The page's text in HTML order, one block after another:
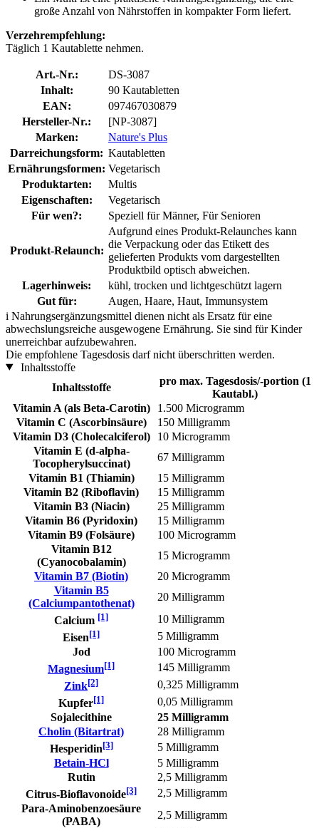
große Anzahl von Nährstoffen in kompakter Form liefert.
Verzehrempfehlung:
Täglich 1 Kautablette nehmen.
Art.-Nr.:
DS-3087
Inhalt:
90 Kautabletten
EAN:
097467030879
Hersteller-Nr.:
[NP-3087]
Marken:
Nature's Plus
Darreichungsform: Kautabletten
Ernährungsformen: Vegetarisch
Produktarten:
Multis
Eigenschaften:
Vegetarisch
Für wen?:
Speziell für Männer, Für Senioren
Produkt-Relaunch:
Aufgrund eines Produkt-Relaunches kann
die Verpackung oder das Etikett des
gelieferten Produkts vom dargestellten
Produktbild optisch abweichen.
Lagerhinweis:
kühl, trocken und lichtgeschützt lagern
Gut für:
Augen, Haare, Haut, Immunsystem
i Nahrungsergänzungsmittel dienen nicht als Ersatz für eine
abwechslungsreiche ausgewogene Ernährung. Sie sind für Kinder
unerreichbar aufzubewahren.
Die empfohlene Tagesdosis darf nicht überschritten werden.
Inhaltsstoffe
Inhaltsstoffe
pro max. Tagesdosis/-portion (1
Kautabl.)
Vitamin A (als Beta-Carotin)
1.500 Microgramm
Vitamin C (Ascorbinsäure)
150 Milligramm
Vitamin D3 (Cholecalciferol)
10 Microgramm
Vitamin E (d-alpha-
Tocopherylsuccinat)
67 Milligramm
Vitamin B1 (Thiamin)
15 Milligramm
Vitamin B2 (Riboflavin)
15 Milligramm
Vitamin B3 (Niacin)
25 Milligramm
Vitamin B6 (Pyridoxin)
15 Milligramm
Vitamin B9 (Folsäure)
100 Microgramm
Vitamin B12
(Cyanocobalamin)
15 Microgramm
Vitamin B7 (Biotin)
20 Microgramm
Vitamin B5
(Calciumpantothenat)
20 Milligramm
Calcium [1]
10 Milligramm
Eisen[1]
5 Milligramm
Jod
100 Microgramm
Magnesium[1]
145 Milligramm
Zink[2]
0,325 Milligramm
Kupfer[1]
0,05 Milligramm
Sojalecithine
25 Milligramm
Cholin (Bitartrat)
28 Milligramm
Hesperidin[3]
5 Milligramm
Betain-HCl
5 Milligramm
Rutin
2,5 Milligramm
Citrus-Bioflavonoide[3]
2,5 Milligramm
Para-Aminobenzoesäure
(PABA)
2,5 Milligramm